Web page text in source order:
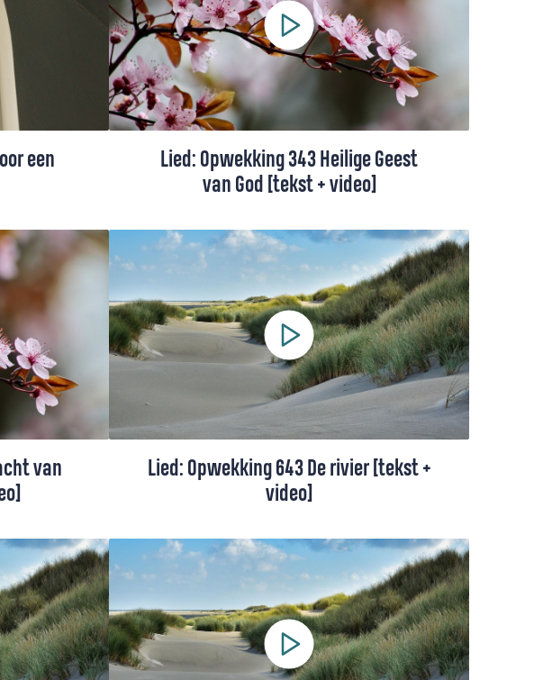
een
prachtige,
dat
geliefde.
nieuwe
Lied: Opwekking 343 Heilige Geest
van God [tekst + video]
Dit lied is een gebed om vernieuwing. Een
vraag aan God om ons hart opnieuw te
vullen met Zijn Geest.
van
te worden.
in
Lied: Opwekking 643 De rivier [tekst +
video]
'De rivier' gaat over Gods vergiffenis. Bij
Hem kan je altijd opnieuw beginnen.